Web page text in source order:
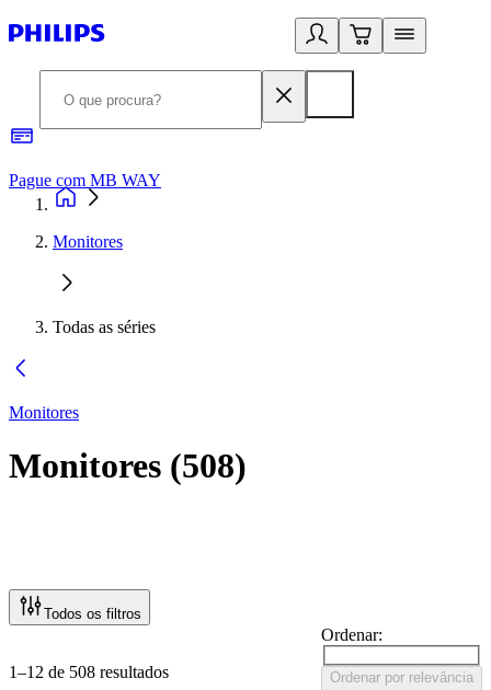
Pague com MB WAY
Monitores
Todas as séries
Monitores
Monitores (508)
Todos os filtros
1–12 de 508 resultados
Ordenar:
Ordenar por relevância